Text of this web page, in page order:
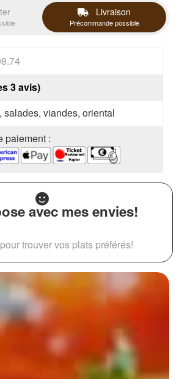
Livraison
Précommande possible
3 avis)
salades, viandes, oriental
paiement :
avec mes envies!
trouver vos plats préférés!